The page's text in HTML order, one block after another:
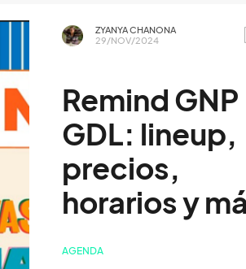
ZYANYA CHANONA
29/NOV/2024
Remind GNP
GDL: lineup,
precios,
horarios y
AGENDA